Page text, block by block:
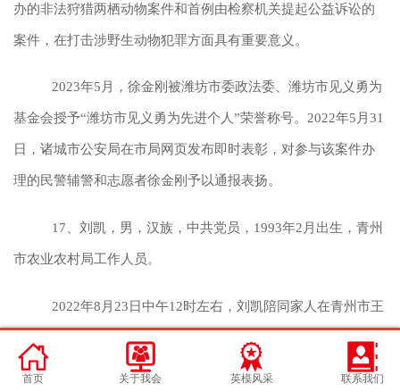
办的非法狩猎两栖动物案件和首例由检察机关提起公益诉讼的
案件，在打击涉野生动物犯罪方面具有重要意义。
2023年5月，徐金刚被潍坊市委政法委、潍坊市见义勇为
基金会授予“潍坊市见义勇为先进个人”荣誉称号。2022年5月31
日，诸城市公安局在市局网页发布即时表彰，对参与该案件办
理的民警辅警和志愿者徐金刚予以通报表扬。
17、刘凯，男，汉族，中共党员，1993年2月出生，青州
市农业农村局工作人员。
2022年8月23日中午12时左右，刘凯陪同家人在青州市王
坟镇插旗山风景区游玩途中，听到从河岸边传来“有人落水”的
呼救声。刘凯赶紧跑了过去，经询问，得知是一个小女孩独自
首页 关于我会 英模风采 联系我们